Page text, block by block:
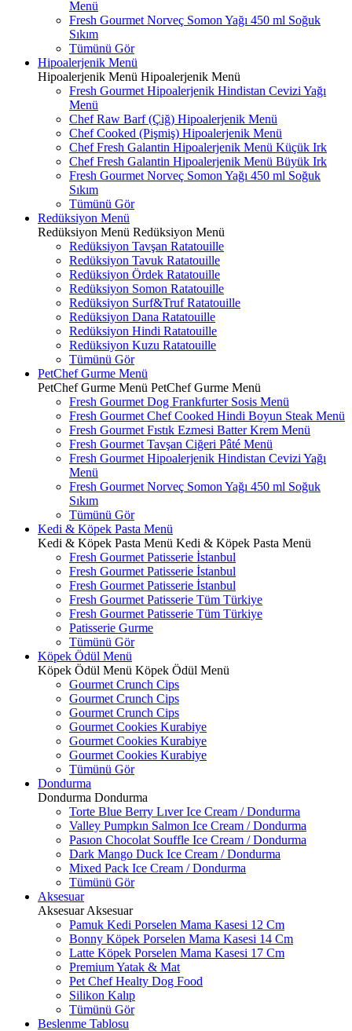
Menü
Fresh Gourmet Norveç Somon Yağı 450 ml Soğuk
Sıkım
Tümünü Gör
Hipoalerjenik Menü
Hipoalerjenik Menü Hipoalerjenik Menü
Fresh Gourmet Hipoalerjenik Hindistan Cevizi Yağı
Menü
Chef Raw Barf (Çiğ) Hipoalerjenik Menü
Chef Cooked (Pişmiş) Hipoalerjenik Menü
Chef Fresh Galantin Hipoalerjenik Menü Küçük Irk
Chef Fresh Galantin Hipoalerjenik Menü Büyük Irk
Fresh Gourmet Norveç Somon Yağı 450 ml Soğuk
Sıkım
Tümünü Gör
Redüksiyon Menü
Redüksiyon Menü Redüksiyon Menü
Redüksiyon Tavşan Ratatouille
Redüksiyon Tavuk Ratatouille
Redüksiyon Ördek Ratatouille
Redüksiyon Somon Ratatouille
Redüksiyon Surf&Truf Ratatouille
Redüksiyon Dana Ratatouille
Redüksiyon Hindi Ratatouille
Redüksiyon Kuzu Ratatouille
Tümünü Gör
PetChef Gurme Menü
PetChef Gurme Menü PetChef Gurme Menü
Fresh Gourmet Dog Frankfurter Sosis Menü
Fresh Gourmet Chef Cooked Hindi Boyun Steak Menü
Fresh Gourmet Fıstık Ezmesi Batter Krem Menü
Fresh Gourmet Tavşan Ciğeri Pâté Menü
Fresh Gourmet Hipoalerjenik Hindistan Cevizi Yağı
Menü
Fresh Gourmet Norveç Somon Yağı 450 ml Soğuk
Sıkım
Tümünü Gör
Kedi & Köpek Pasta Menü
Kedi & Köpek Pasta Menü Kedi & Köpek Pasta Menü
Fresh Gourmet Patisserie İstanbul
Fresh Gourmet Patisserie İstanbul
Fresh Gourmet Patisserie İstanbul
Fresh Gourmet Patisserie Tüm Türkiye
Fresh Gourmet Patisserie Tüm Türkiye
Patisserie Gurme
Tümünü Gör
Köpek Ödül Menü
Köpek Ödül Menü Köpek Ödül Menü
Gourmet Crunch Cips
Gourmet Crunch Cips
Gourmet Crunch Cips
Gourmet Cookies Kurabiye
Gourmet Cookies Kurabiye
Gourmet Cookies Kurabiye
Tümünü Gör
Dondurma
Dondurma Dondurma
Torte Blue Berry Lıver Ice Cream / Dondurma
Valley Pumpkın Salmon Ice Cream / Dondurma
Pasıon Chocolat Souffle Ice Cream / Dondurma
Dark Mango Duck Ice Cream / Dondurma
Mixed Pack Ice Cream / Dondurma
Tümünü Gör
Aksesuar
Aksesuar Aksesuar
Pamuk Kedi Porselen Mama Kasesi 12 Cm
Bonny Köpek Porselen Mama Kasesi 14 Cm
Latte Köpek Porselen Mama Kasesi 17 Cm
Premium Yatak & Mat
Pet Chef Healty Dog Food
Silikon Kalıp
Tümünü Gör
Beslenme Tablosu